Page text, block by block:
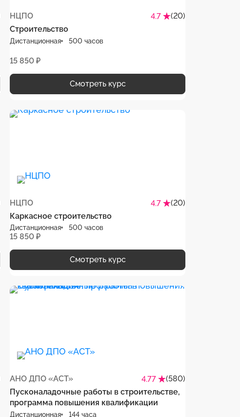
НЦПО 4.7
(20)
Строительство
Дистанционная 500 часов
15 850 ₽
Смотреть курс
НЦПО 4.7
(20)
Каркасное строительство
Дистанционная 500 часов
15 850 ₽
Смотреть курс
АНО ДПО «АСТ» 4.77
(580)
Пусконаладочные работы в строительстве,
программа повышения квалификации
Дистанционная 144 часа